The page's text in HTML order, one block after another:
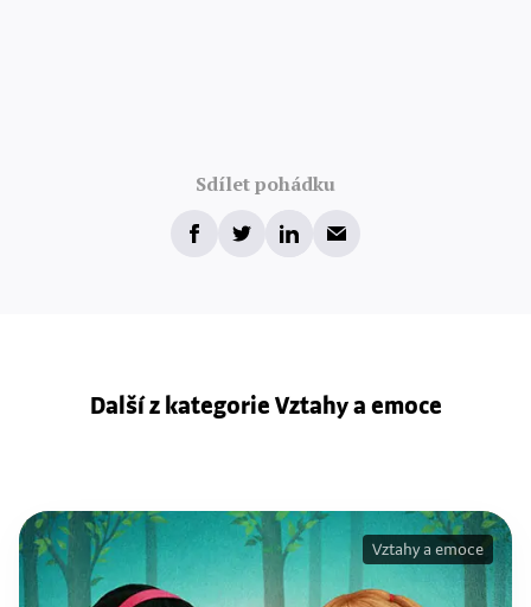
Sdílet pohádku
Další z kategorie Vztahy a emoce
Vztahy a emoce